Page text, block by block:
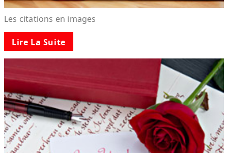
Les citations en images
Lire La Suite